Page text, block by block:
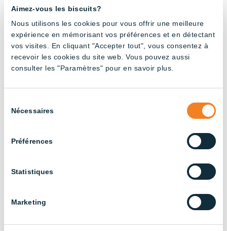
Aimez-vous les biscuits?
Nous utilisons les cookies pour vous offrir une meilleure
expérience en mémorisant vos préférences et en détectant
vos visites. En cliquant "Accepter tout", vous consentez à
recevoir les cookies du site web. Vous pouvez aussi
consulter les "Paramètres" pour en savoir plus.
duNécessaires
Préférences
Statistiques
Marketing
AWC – Tubes Haute
luminosité (6x20W)
– 8′
High Bay 67 –
Plaquettes au DEL
(2x46W)
Plaquettes au DEL